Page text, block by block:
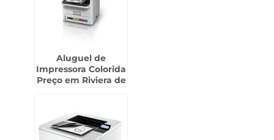
Aluguel de
Impressora Colorida
Preço em Riviera de